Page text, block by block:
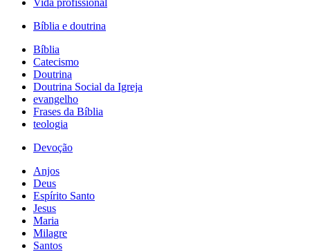
Vida profissional
Bíblia e doutrina
Bíblia
Catecismo
Doutrina
Doutrina Social da Igreja
evangelho
Frases da Bíblia
teologia
Devoção
Anjos
Deus
Espírito Santo
Jesus
Maria
Milagre
Santos